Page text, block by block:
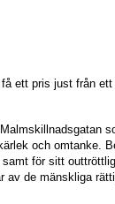
ett pris just från
och omtanke.
för sitt
av de mänskliga